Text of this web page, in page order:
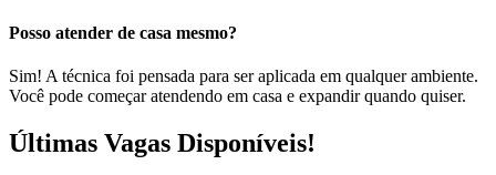
Posso atender de casa mesmo?
Sim! A técnica foi pensada para ser aplicada em qualquer ambiente.
Você pode começar atendendo em casa e expandir quando quiser.
Últimas Vagas Disponíveis!